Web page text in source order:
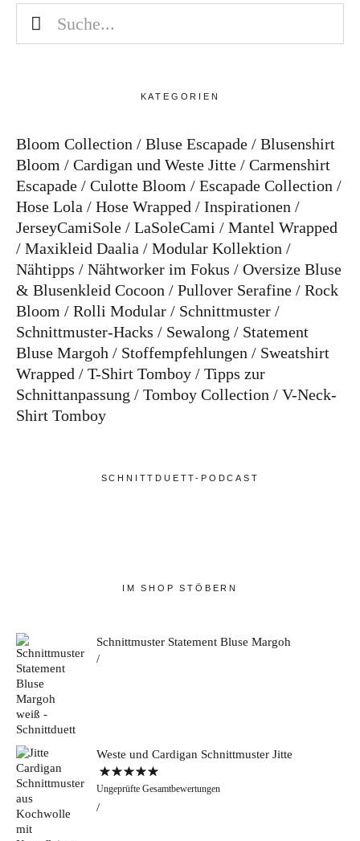
KATEGORIEN
Bloom Collection Bluse Escapade
Blusenshirt
Bloom
Cardigan und Weste Jitte
Carmenshirt
Escapade
Culotte Bloom
Escapade Collection
Hose Lola
Hose Wrapped
Inspirationen
JerseyCamiSole
LaSoleCami
Mantel Wrapped
Maxikleid Daalia
Modular Kollektion
Nähtipps
Nähtworker im Fokus
Oversize Bluse
& Blusenkleid Cocoon
Pullover Serafine
Rock
Bloom
Rolli Modular
Schnittmuster
Schnittmuster-Hacks
Sewalong
Statement
Bluse Margoh
Stoffempfehlungen
Sweatshirt
Wrapped
T-Shirt Tomboy
Tipps zur
Schnittanpassung
Tomboy Collection
V-Neck-
Shirt Tomboy
SCHNITTDUETT-PODCAST
IM SHOP STÖBERN
Schnittmuster Statement Bluse Margoh
Weste und Cardigan Schnittmuster Jitte
Bewertet mit
5.00von 5
Ungeprüfte Gesamtbewertungen